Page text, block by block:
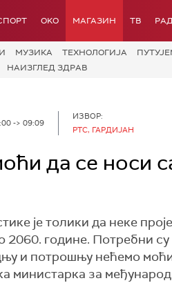
OKO МАГАЗИН ТВ
МУЗИКА ТЕХНОЛОГИЈA
НАИЗГЛЕД ЗДРАВ
-> 09:09
ИЗВОР:
РТС, ГАРДИЈАН
да се носи
је толики да неке
2060. године. Потребни
и потрошњу нећемо
министарка за